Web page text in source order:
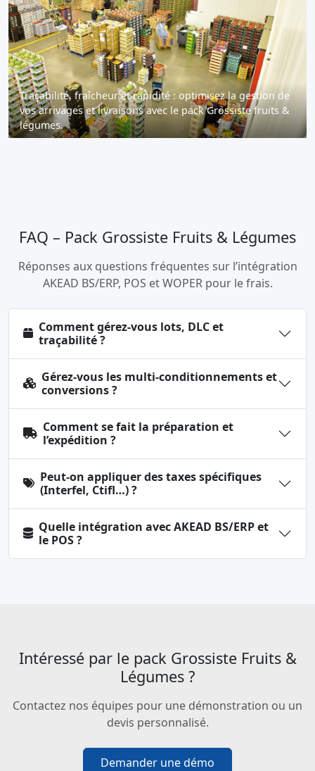
Traçabilité, fraîcheur et rapidité : optimisez la gestion de
vos arrivages et livraisons avec le pack Grossiste fruits &
légumes.
FAQ – Pack Grossiste Fruits & Légumes
Réponses aux questions fréquentes sur l’intégration
AKEAD BS/ERP, POS et WOPER pour le frais.
Comment gérez-vous lots, DLC et
traçabilité ?
Gérez-vous les multi-conditionnements et
conversions ?
Comment se fait la préparation et
l’expédition ?
Peut-on appliquer des taxes spécifiques
(Interfel, Ctifl…) ?
Quelle intégration avec AKEAD BS/ERP et
le POS ?
Intéressé par le pack Grossiste Fruits &
Légumes ?
Contactez nos équipes pour une démonstration ou un
devis personnalisé.
Demander une démo